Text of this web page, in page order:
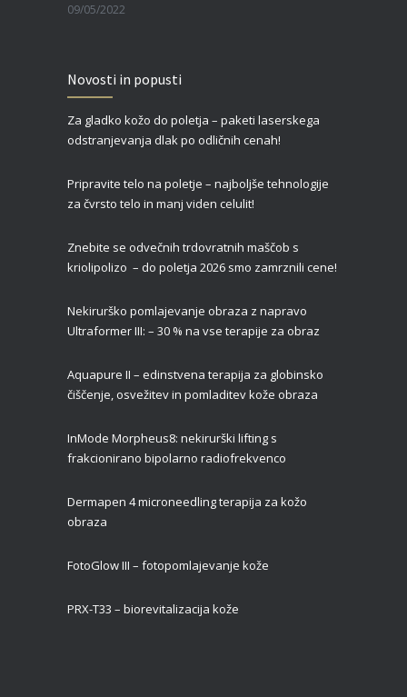
09/05/2022
27/02/2022
Čas je za piling!
09/01/2022
Novosti in popusti
Za gladko kožo do poletja – paketi laserskega
odstranjevanja dlak po odličnih cenah!
Pripravite telo na poletje – najboljše tehnologije
za čvrsto telo in manj viden celulit!
Znebite se odvečnih trdovratnih maščob s
kriolipolizo – do poletja 2026 smo zamrznili cene!
Nekirurško pomlajevanje obraza z napravo
Ultraformer III: – 30 % na vse terapije za obraz
Aquapure II – edinstvena terapija za globinsko
čiščenje, osvežitev in pomladitev kože obraza
InMode Morpheus8: nekirurški lifting s
frakcionirano bipolarno radiofrekvenco
Dermapen 4 microneedling terapija za kožo
obraza
FotoGlow III – fotopomlajevanje kože
PRX-T33 – biorevitalizacija kože